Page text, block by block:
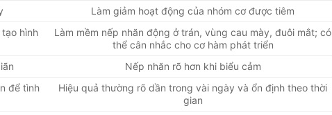
Làm giảm hoạt động của nhóm cơ được tiêm
hình
Làm mềm nếp nhăn động ở trán, vùng cau mày, đuôi mắt; có
thể cân nhắc cho cơ hàm phát triển
Nếp nhăn rõ hơn khi biểu cảm
để tình
Hiệu quả thường rõ dần trong vài ngày và ổn định theo thời
gian